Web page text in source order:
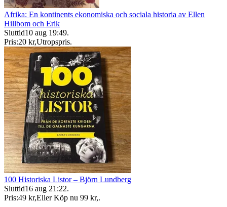
Afrika: En kontinents ekonomiska och sociala historia av Ellen
Hillbom och Erik
Sluttid10 aug 19:49.
Pris:20 kr,Utropspris.
100 Historiska Listor – Björn Lundberg
Sluttid16 aug 21:22.
Pris:49 kr,Eller Köp nu 99 kr,.